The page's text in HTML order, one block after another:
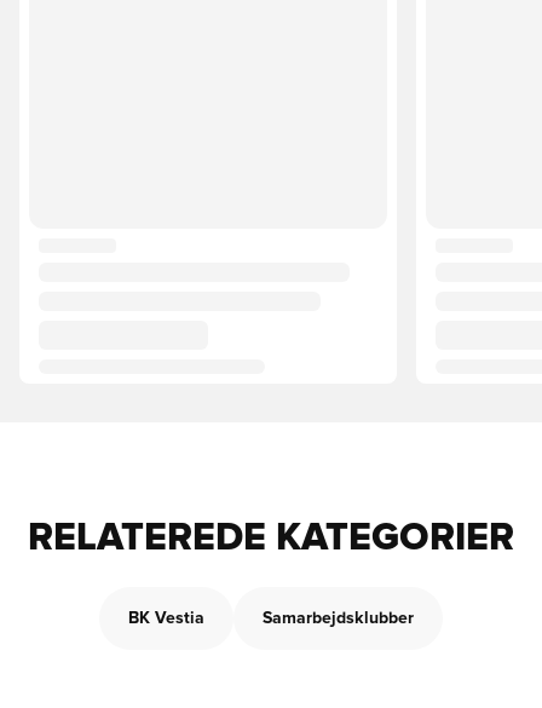
RELATEREDE KATEGORIER
BK Vestia Samarbejdsklubber